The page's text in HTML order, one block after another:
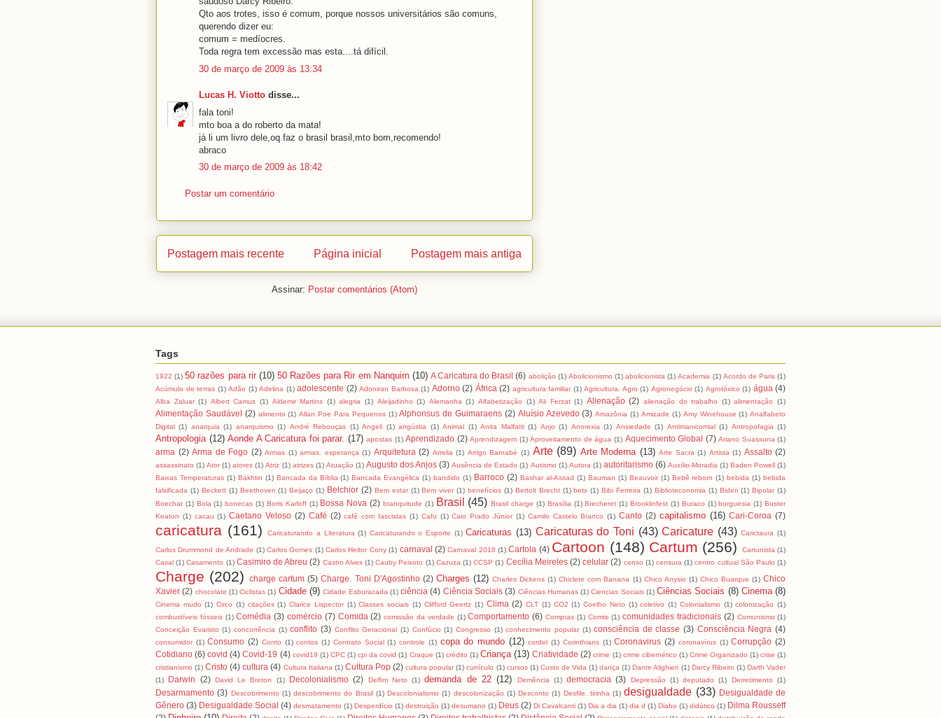
Qto aos trotes, isso é comum, porque nossos universitários são comuns,
querendo dizer eu:
comum = medíocres.
Toda regra tem excessão mas esta....tá difícil.
30 de março de 2009 às 13:34
Lucas H. Viotto disse...
fala toni!
mto boa a do roberto da mata!
já li um livro dele,oq faz o brasil brasil,mto bom,recomendo!
abraco
30 de março de 2009 às 18:42
Postar um comentário
Postagem mais recente Postagem mais antiga
Página inicial
Assinar: Postar comentários (Atom)
Tags
1922 (1) 50 razões para rir (10) 50 Razões para Rir em Nanquim (10) A Caricatura do Brasil (6) abolição (1) Abolicionismo (1) abolicionista (1) Academia (1) Acordo de Paris (1)
Acúmulo de terras (1) Adão (1) Adelina (1) adolescente (2) Adoniran Barbosa (1) Adorno (2) África (2) agricultura familiar (1) Agricultura. Agro (1) Agronegócio (1) Agrotóxico (1) água (4)
Alba Zaluar (1) Albert Camus (1) Aldemir Martins (1) alegria (1) Aleijadinho (1) Alemanha (1) Alfabetização (1) Ali Ferzat (1) Alienação (2) alienação do trabalho (1) alimentação (1)
Alimentação Saudável (2) alimento (1) Allan Poe Para Pequenos (1) Alphonsus de Guimaraens (2) Aluísio Azevedo (3) Amazônia (1) Amizade (1) Amy Winehouse (1) Analfabeto
Digital (1) anarquia (1) anarquismo (1) André Rebouças (1) Angeli (1) angústia (1) Animal (1) Anita Malfatti (1) Anjo (1) Anorexia (1) Ansiedade (1) Antimanicomial (1) Antropofagia (1)
Antropologia (12) Aonde A Caricatura foi parar. (17) apostas (1) Aprendizado (2) Aprendizagem (1) Aproveitamento de água (1) Aquecimento Global (7) Ariano Suassuna (1)
arma (2) Arma de Fogo (2) Armas (1) armas. esperança (1) Arquitetura (2) Arrelia (1) Arrigo Barnabé (1) Arte (89) Arte Moderna (13) Arte Sacra (1) Artista (1) Assalto (2)
assassinato (1) Ator (1) atores (1) Atriz (1) atrizes (1) Atuação (1) Augusto dos Anjos (3) Ausência de Estado (1) Autismo (1) Autora (1) autoritarismo (6) Auxílio-Moradia (1) Baden Powell (1)
Baixas Temperaturas (1) Bakhtin (1) Bancada da Bíblia (1) Bancada Evangélica (1) bandido (1) Barroco (2) Bashar al-Assad (1) Bauman (1) Beauvoir (1) Bebê reborn (1) bebida (1) bebida
falsificada (1) Beckett (1) Beethoven (1) Beijaço (1) Belchior (2) Bem estar (1) Bem viver (1) benefícios (1) Bertolt Brecht (1) bets (1) Bibi Ferreira (1) Biblioteconomia (1) Biden (1) Bipolar (1)
Boechat (1) Bola (1) bonecas (1) Boris Karloff (1) Bossa Nova (2) branquitude (1) Brasil (45) Brasil charge (1) Brasília (1) Brecheret (1) Brooklinfest (1) Buraco (1) burguesia (1) Buster
Keaton (1) cacau (1) Caetano Veloso (2) Café (2) café com fascistas (1) Cafu (1) Caio Prado Júnior (1) Camilo Castelo Branco (1) Canto (2) capitalismo (16) Cari-Coroa (7)
caricatura (161) Caricaturando a Literatura (1) Caricaturando o Esporte (1) Caricaturas (13) Caricaturas do Toni (43) Caricature (43) Carictaura (1)
Carlos Drummond de Andrade (1) Carlos Gomes (1) Carlos Heitor Cony (1) carnaval (2) Carnaval 2018 (1) Cartola (4) Cartoon (148) Cartum (256) Cartunista (1)
Casal (1) Casamento (1) Casimiro de Abreu (2) Castro Alves (1) Cauby Peixoto (1) Cazuza (1) CCSP (1) Cecília Meireles (2) celular (2) censo (1) censura (1) centro cultual São Paulo (1)
Charge (202) charge cartum (5) Charge. Toni D'Agostinho (2) Charges (12) Charles Dickens (1) Chiclete com Banana (1) Chico Anysio (1) Chico Buarque (1) Chico
Xavier (2) chocolate (1) Ciclistas (1) Cidade (9) Cidade Esburacada (1) ciência (4) Ciência Sociais (3) Ciências Humanas (1) Ciencias Sociais (1) Ciências Sociais (8) Cinema (8)
Cinema mudo (1) Circo (1) citações (1) Clarice Lispector (1) Classes sociais (1) Clifford Geertz (1) Clima (2) CLT (1) CO2 (1) Coelho Neto (1) coletivo (1) Colonialismo (1) colonização (1)
combustíveis fósseis (1) Comédia (3) comércio (7) Comida (2) comissão da verdade (1) Comportamento (6) Compras (1) Comte (1) comunidades tradicionais (2) Comunismo (1)
Conceição Evaristo (1) concorrência (1) conflito (3) Conflito Geracional (1) Confúcio (1) Congresso (1) conhecimento popular (1) consciência de classe (3) Consciência Negra (4)
consumidor (1) Consumo (2) Conto (1) contos (1) Contrato Social (1) controle (1) copa do mundo (12) cordel (1) Corinthians (1) Coronavirus (2) coronavírus (1) Corrupção (2)
Cotidiano (6) covid (4) Covid-19 (4) covid19 (1) CPC (1) cpi da covid (1) Craque (1) crédito (1) Criança (13) Criatividade (2) crime (1) crime cibernético (1) Crime Organizado (1) crise (1)
cristianismo (1) Cristo (4) cultura (4) Cultura Italiana (1) Cultura Pop (2) cultura popular (1) currículo (1) cursos (1) Custo de Vida (1) dança (1) Dante Alighieri (1) Darcy Ribeiro (1) Darth Vader
(1)
Darwin (2) David Le Breton (1) Decolonialismo (2) Delfim Neto (1) demanda de 22 (12) Demência (1) democracia (3) Depressão (1) deputado (1) Derretimento (1)
Desarmamento (3) Descobrimento (1) descobrimento do Brasil (1) Descolonialismo (1) descolonização (1) Desconto (1) Desfile. tirinha (1) desigualdade (33) Desigualdade de
Gênero (3) Desigualdade Social (4) desmatamento (1) Desperdício (1) destruição (1) desumano (1) Deus (2) Di Cavalcanti (1) Dia a dia (1) dia d (1) Diabo (1) didático (1) Dilma Rousseff